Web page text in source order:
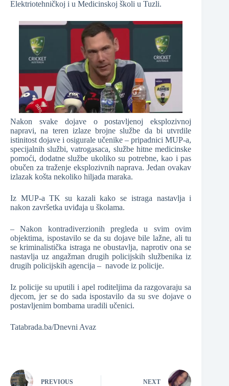
Elektriotehničkoj i u Medicinskoj školi u Tuzli.
Nakon svake dojave o postavljenoj eksplozivnoj
napravi, na teren izlaze brojne službe da bi utvrdile
istinitost dojave i osigurale učenike – pripadnici MUP-a,
specijalnih službi, vatrogasaca, službe hitne medicinske
pomoći, dodatne službe ukoliko su potrebne, kao i pas
obučen za traženje eksplozivnih naprava. Jedan ovakav
izlazak košta nekoliko hiljada maraka.
Iz MUP-a TK su kazali kako se istraga nastavlja i
nakon završetka uviđaja u školama.
– Nakon kontradiverzionih pregleda u svim ovim
objektima, ispostavilo se da su dojave bile lažne, ali tu
se kriminalistička istraga ne obustavlja, naprotiv ona se
nastavlja uz angažman drugih policijskih službenika iz
drugih policijskih agencija – navode iz policije.
Iz policije su uputili i apel roditeljima da razgovaraju sa
djecom, jer se do sada ispostavilo da su sve dojave o
postavljenim bombama uradili učenici.
Tatabrada.ba/Dnevni Avaz
PREVIOUS NEXT